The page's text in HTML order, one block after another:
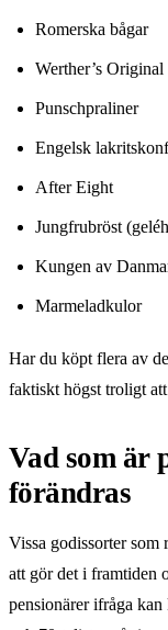
Romerska bågar
Werther’s Original
Punschpraliner
Engelsk
After Eight
Jungfrubröst
Kungen av
Marmeladkulor
Har du köpt flera av
faktiskt högst troligt
Vad som är
förändras
Vissa godissorter som
att gör det i framtiden
pensionärer ifråga